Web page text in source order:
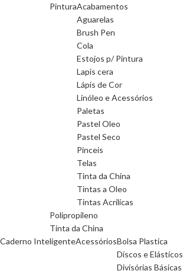
PinturaAcabamentos
Aguarelas
Brush Pen
Cola
Estojos p/ Pintura
Lapis cera
Lápis de Cor
Linóleo e Acessórios
Paletas
Pastel Oleo
Pastel Seco
Pinceis
Telas
Tinta da China
Tintas a Oleo
Tintas Acrilicas
Polipropileno
Tinta da China
Caderno InteligenteAcessóriosBolsa Plastica
Discos e Elásticos
Divisórias Básicas